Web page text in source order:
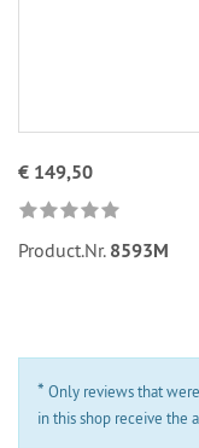
€ 149,50
Product.Nr. 8593M
* Only reviews that
in this shop receive the